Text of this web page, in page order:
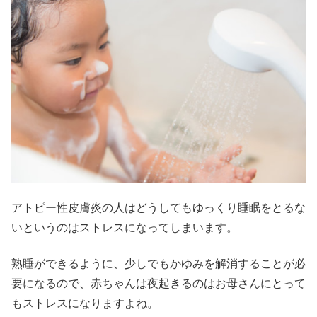
アトピー性皮膚炎の人はどうしてもゆっくり睡眠をとるな
いというのはストレスになってしまいます。
熟睡ができるように、少しでもかゆみを解消することが必
要になるので、赤ちゃんは夜起きるのはお母さんにとって
もストレスになりますよね。